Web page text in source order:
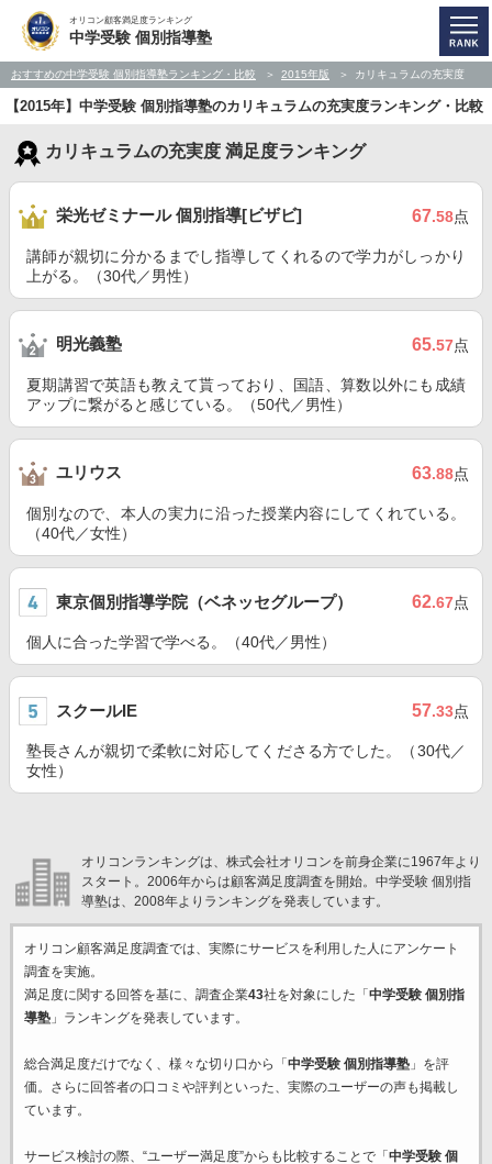
オリコン顧客満足度ランキング
中学受験 個別指導塾
おすすめの中学受験 個別指導塾ランキング・比較 2015年版 カリキュラムの充実度
【2015年】中学受験 個別指導塾のカリキュラムの充実度ランキング・比較
カリキュラムの充実度 満足度ランキング
栄光ゼミナール 個別指導[ビザビ] 67.58点
講師が親切に分かるまでし指導してくれるので学力がしっかり
上がる。（30代／男性）
明光義塾 65.57点
夏期講習で英語も教えて貰っており、国語、算数以外にも成績
アップに繋がると感じている。（50代／男性）
ユリウス 63.88点
個別なので、本人の実力に沿った授業内容にしてくれている。
（40代／女性）
東京個別指導学院（ベネッセグループ） 62.67点
個人に合った学習で学べる。（40代／男性）
スクールIE 57.33点
塾長さんが親切で柔軟に対応してくださる方でした。（30代／
女性）
オリコンランキングは、株式会社オリコンを前身企業に1967年より
スタート。2006年からは顧客満足度調査を開始。中学受験 個別指
導塾は、2008年よりランキングを発表しています。
オリコン顧客満足度調査では、実際にサービスを利用した 人にアンケート
調査を実施。
満足度に関する回答を基に、調査企業43社を対象にした「 中学受験 個別指
導塾」ランキングを発表しています。
総合満足度だけでなく、様々な切り口から「 中学受験 個別指導塾」を評
価。さらに回答者の口コミや評判といった、実際のユーザーの声も掲載し
ています。
サービス検討の際、“ユーザー満足度”からも比較することで「 中学受験 個